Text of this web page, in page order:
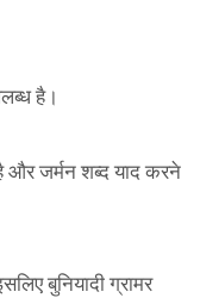
है।
और जर्मन शब्द याद करने
बुनियादी ग्रामर